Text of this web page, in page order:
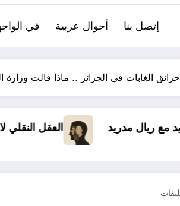
إتصل بنا أحوال عربية في
حرائق الغابات في الجزائر .. ماذا قالت وزارة
العقل النقلي لا يبدع حتى في تجارب